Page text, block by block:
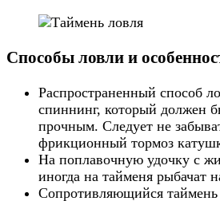
Способы ловли и
Распространенный способ
спиннинг, который должен
прочным. Следует не
фрикционный тормоз
На поплавочную удочку с
иногда на тайменя рыбачат
Сопротивляющийся